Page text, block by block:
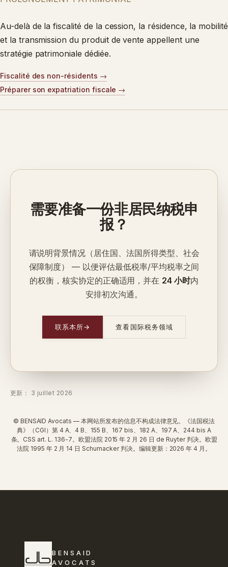
Au-delà de la fiscalité de la cession, la résidence, la mobilité
et la transmission du produit de vente appellent une
stratégie patrimoniale dédiée.
Fiscalité des non-résidents
Préparer son expatriation fiscale
需要准备一份非居民纳税申
报？
请说明背景情况（居住国、法国所得类型、社会
保障制度） — 以便评估最低税率/平均税率之间
的权衡，核实协定的正确适用，并在 24 小时内
安排初次沟通。
联系本所→ 查看国际税务领域
更新： 3 juillet 2026
© BENSAID Avocats — 本网站所发布的信息不构成法律意见。《法国税法
典》（CGI）第 4 A、4 B、155 B、167 bis、182 A、197 A、244 bis A
条。CSS art. L. 136-7。欧盟法院 2015 年 2 月 26 日 de Ruyter 判决。欧盟
法院 1995 年 2 月 14 日 Schumacker 判决。编辑更新：2026 年 4 月。
BENSAID
AVOCATS